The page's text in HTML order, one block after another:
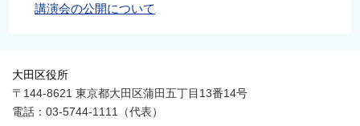
講演会の公開について
大田区役所
〒144-8621 東京都大田区蒲田五丁目13番14号
電話：03-5744-1111（代表）